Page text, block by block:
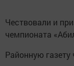
Чествовали и
чемпионата
Районную